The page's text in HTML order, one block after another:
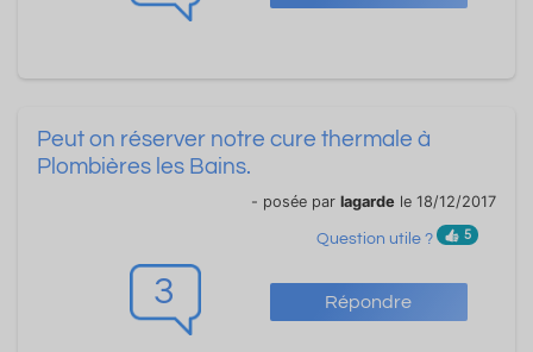
3 Répondre
Peut on réserver notre cure thermale à
Plombières les Bains.
- posée par lagarde le 18/12/2017
Question utile ? 5